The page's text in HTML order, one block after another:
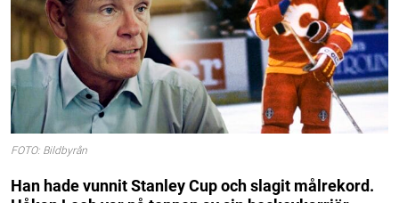
FOTO: Bildbyrån
Han hade vunnit Stanley Cup och slagit målrekord.